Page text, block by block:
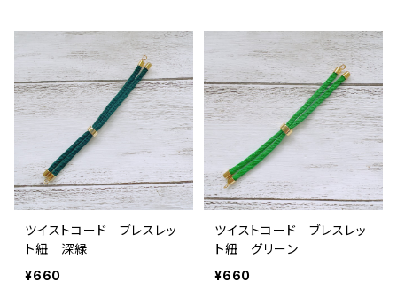
ツイストコード ブレスレッ
ト紐 深緑
¥660
ツイストコード ブレスレッ
ト紐 グリーン
¥660